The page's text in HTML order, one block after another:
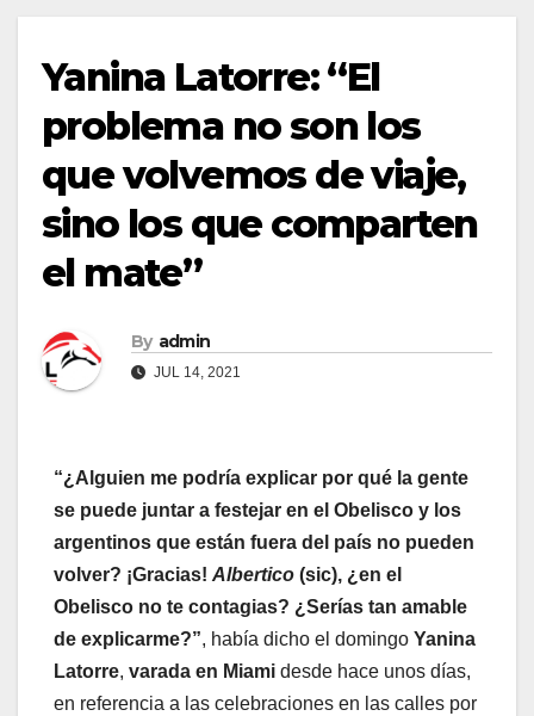
Yanina Latorre: “El
problema no son los
que volvemos de viaje,
sino los que comparten
el mate”
By admin
JUL 14, 2021
“¿Alguien me podría explicar por qué la gente
se puede juntar a festejar en el Obelisco y los
argentinos que están fuera del país no pueden
volver? ¡Gracias! Albertico (sic), ¿en el
Obelisco no te contagias? ¿Serías tan amable
de explicarme?”, había dicho el domingo Yanina
Latorre, varada en Miami desde hace unos días,
en referencia a las celebraciones en las calles por